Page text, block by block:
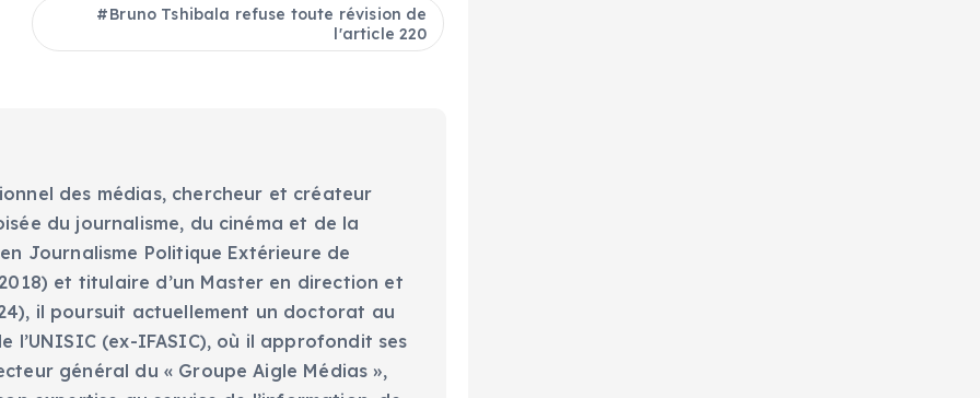
Bruno Tshibala refuse toute révision de
l'article 220
des médias, chercheur et créateur
du journalisme, du cinéma et de la
Journalisme Politique Extérieure de
et titulaire d’un Master en direction et
il poursuit actuellement un doctorat au
l’UNISIC (ex-IFASIC), où il approfondit ses
général du « Groupe Aigle Médias »,